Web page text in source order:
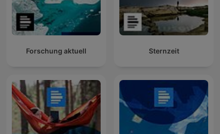
Forschung aktuell Sternzeit